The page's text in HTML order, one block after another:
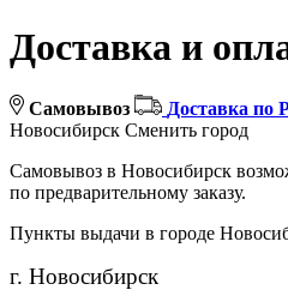
Доставка и
Самовывоз
Доставка по
Новосибирск Сменить город
Самовывоз в Новосибирск
по предварительному заказу.
Пункты выдачи в городе
г. Новосибирск